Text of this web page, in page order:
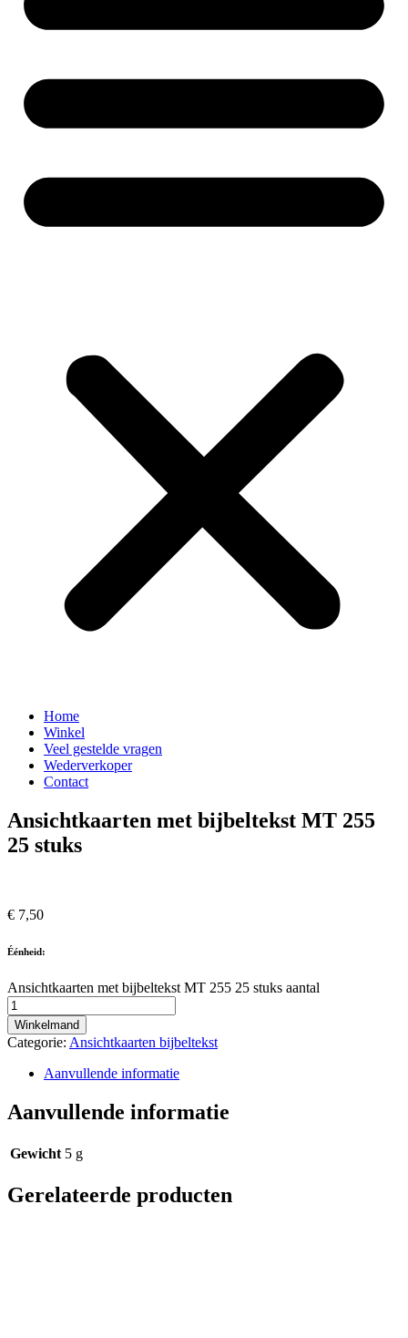
Home
Winkel
Veel gestelde vragen
Wederverkoper
Contact
Ansichtkaarten met bijbeltekst MT 255
25 stuks
€ 7,50
Éénheid:
Ansichtkaarten met bijbeltekst MT 255 25 stuks aantal
Winkelmand
Categorie: Ansichtkaarten bijbeltekst
Aanvullende informatie
Aanvullende informatie
Gewicht 5 g
Gerelateerde producten